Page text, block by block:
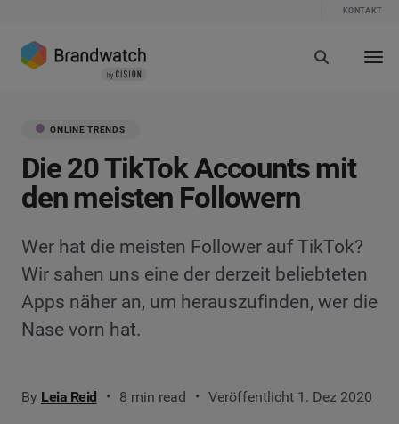
KONTAKT
ONLINE TRENDS
Die 20 TikTok Accounts mit
den meisten Followern
Wer hat die meisten Follower auf TikTok?
Wir sahen uns eine der derzeit beliebteten
Apps näher an, um herauszufinden, wer die
Nase vorn hat.
By Leia Reid 8 min read Veröffentlicht 1. Dez 2020